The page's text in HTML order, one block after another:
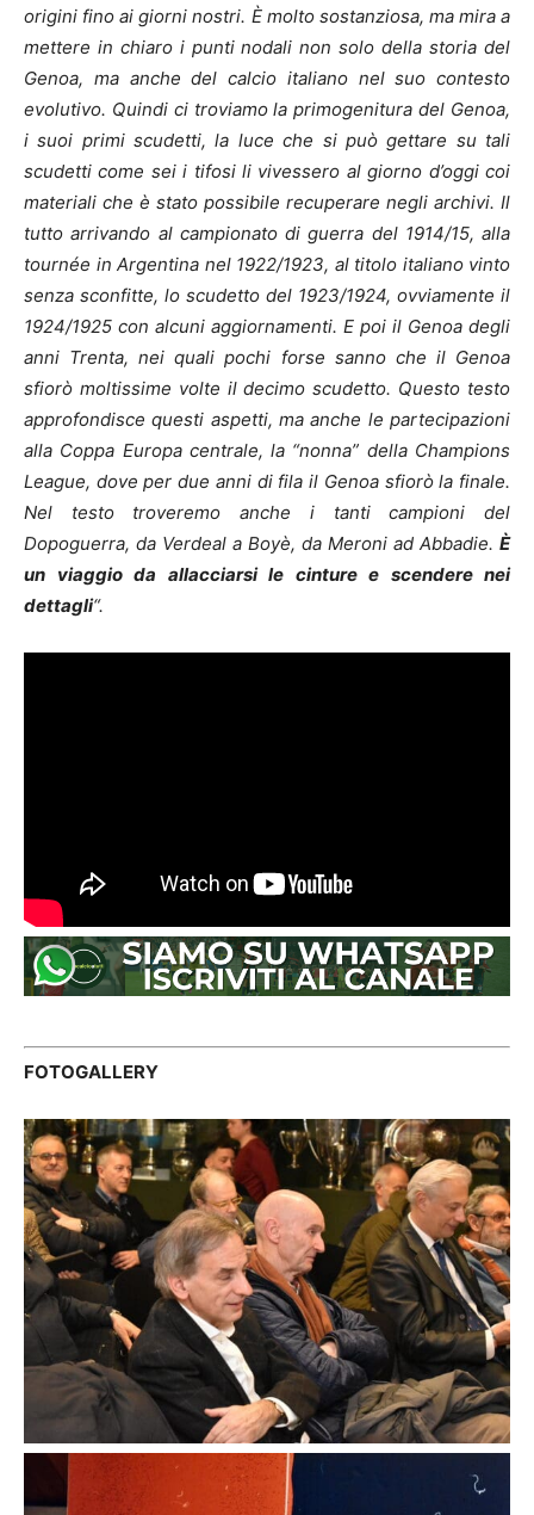
origini fino ai giorni nostri. È molto sostanziosa, ma mira a
mettere in chiaro i punti nodali non solo della storia del
Genoa, ma anche del calcio italiano nel suo contesto
evolutivo. Quindi ci troviamo la primogenitura del Genoa,
i suoi primi scudetti, la luce che si può gettare su tali
scudetti come sei i tifosi li vivessero al giorno d’oggi coi
materiali che è stato possibile recuperare negli archivi. Il
tutto arrivando al campionato di guerra del 1914/15, alla
tournée in Argentina nel 1922/1923, al titolo italiano vinto
senza sconfitte, lo scudetto del 1923/1924, ovviamente il
1924/1925 con alcuni aggiornamenti. E poi il Genoa degli
anni Trenta, nei quali pochi forse sanno che il Genoa
sfiorò moltissime volte il decimo scudetto. Questo testo
approfondisce questi aspetti, ma anche le partecipazioni
alla Coppa Europa centrale, la “nonna” della Champions
League, dove per due anni di fila il Genoa sfiorò la finale.
Nel testo troveremo anche i tanti campioni del
Dopoguerra, da Verdeal a Boyè, da Meroni ad Abbadie. È
un viaggio da allacciarsi le cinture e scendere nei
dettagli“.
FOTOGALLERY